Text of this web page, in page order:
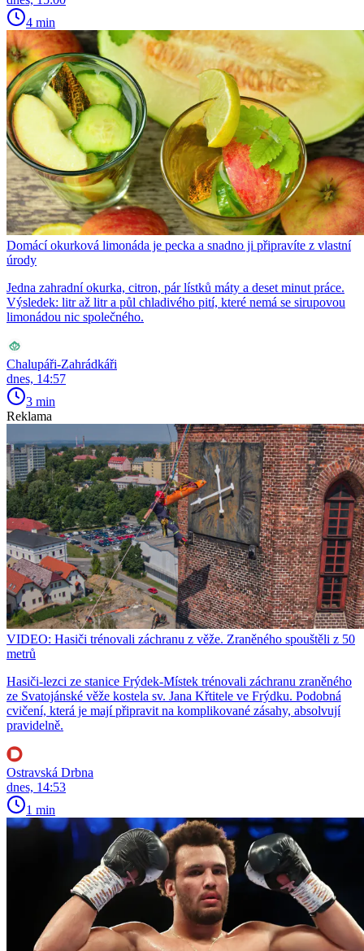
4 min
Domácí okurková limonáda je pecka a snadno ji připravíte z vlastní
úrody
Jedna zahradní okurka, citron, pár lístků máty a deset minut práce.
Výsledek: litr až litr a půl chladivého pití, které nemá se sirupovou
limonádou nic společného.
Chalupáři-Zahrádkáři
dnes, 14:57
3 min
Reklama
VIDEO: Hasiči trénovali záchranu z věže. Zraněného spouštěli z 50
metrů
Hasiči-lezci ze stanice Frýdek-Místek trénovali záchranu zraněného
ze Svatojánské věže kostela sv. Jana Křtitele ve Frýdku. Podobná
cvičení, která je mají připravit na komplikované zásahy, absolvují
pravidelně.
Ostravská Drbna
dnes, 14:53
1 min